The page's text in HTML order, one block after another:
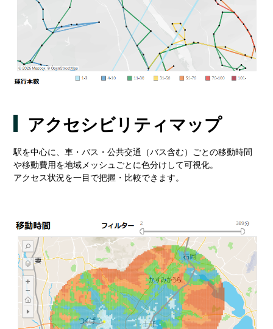
アクセシビリティマップ
駅を中心に、車・バス・公共交通（バス含む）ごとの移動時間
や移動費用を地域メッシュごとに色分けして可視化。
アクセス状況を一目で把握・比較できます。